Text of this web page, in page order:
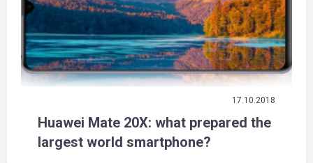
17.10.2018
Huawei Mate 20X: what prepared the
largest world smartphone?